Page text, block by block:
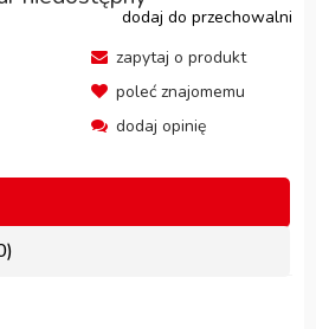
dodaj do przechowalni
zapytaj o produkt
poleć znajomemu
dodaj opinię